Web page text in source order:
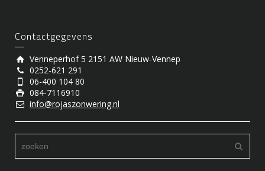
Contactgegevens
Venneperhof 5 2151 AW Nieuw-Vennep
0252-621 291
06-400 104 80
084-7116910
info@rojaszonwering.nl